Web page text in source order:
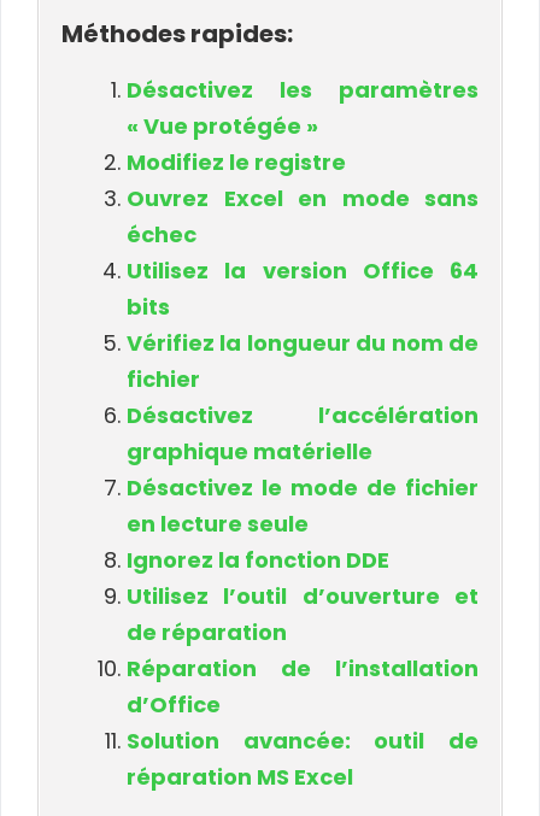
Méthodes rapides:
Désactivez les paramètres
« Vue protégée »
Modifiez le registre
Ouvrez Excel en mode sans
échec
Utilisez la version Office 64
bits
Vérifiez la longueur du nom de
fichier
Désactivez l’accélération
graphique matérielle
Désactivez le mode de fichier
en lecture seule
Ignorez la fonction DDE
Utilisez l’outil d’ouverture et
de réparation
Réparation de l’installation
d’Office
Solution avancée: outil de
réparation MS Excel